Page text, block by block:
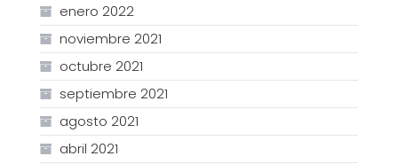
enero 2022
noviembre 2021
octubre 2021
septiembre 2021
agosto 2021
abril 2021